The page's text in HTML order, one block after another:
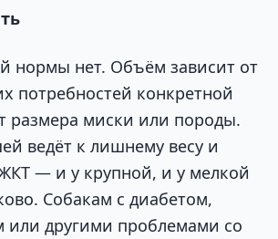
нормы нет. Объём зависит от
потребностей конкретной
размера миски или породы.
ведёт к лишнему весу и
— и у крупной, и у мелкой
Собакам с диабетом,
другими проблемами со